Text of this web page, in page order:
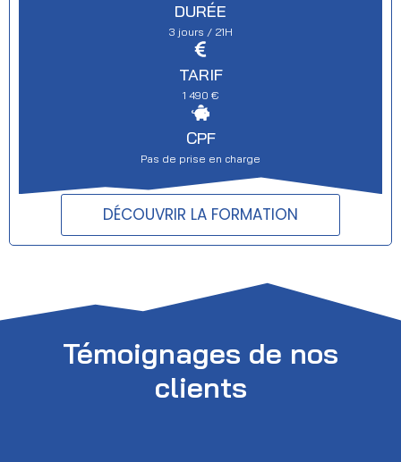
préparateur : maîtrisez
extérieure, le polissage
céramique sur
carrosserie.
Opérationnel dès le
retour à l'atelier.
DURÉE
3 jours / 21H
TARIF
1 490 €
CPF
Pas de prise en charge
DÉCOUVRIR LA FORMATION
Témoignages de nos
clients